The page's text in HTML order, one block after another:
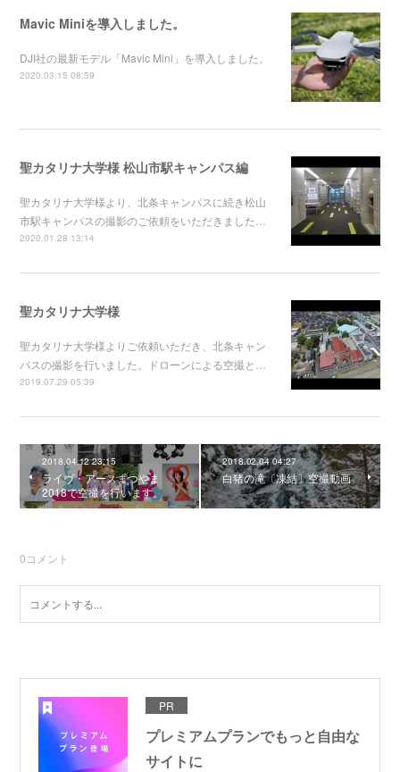
Mavic Miniを導入しました。
DJI社の最新モデル「Mavic Mini」を導入しました。
2020.03.15 08:59
聖カタリナ大学様 松山市駅キャンパス編
聖カタリナ大学様より、北条キャンパスに続き松山
市駅キャンパスの撮影のご依頼をいただきました…
2020.01.28 13:14
聖カタリナ大学様
聖カタリナ大学様よりご依頼いただき、北条キャン
パスの撮影を行いました。ドローンによる空撮と…
2019.07.29 05:39
2018.04.12 23:15
ライヴ・アースまつやま
2018で空撮を行います。
2018.02.04 04:27
白猪の滝〔凍結〕空撮動画
0コメント
PR
プレミアムプランでもっと自由な
サイトに